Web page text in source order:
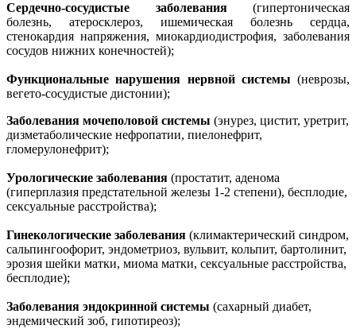
Сердечно-сосудистые заболевания(гипертоническая
болезнь, атеросклероз, ишемическая болезнь сердца,
стенокардия напряжения, миокардиодистрофия, заболевания
сосудов нижних конечностей);
Функциональные нарушения нервной системы (неврозы,
вегето-сосудистые дистонии);
Заболевания мочеполовой системы (энурез, цистит, уретрит,
дизметаболические нефропатии, пиелонефрит,
гломерулонефрит);
Урологические заболевания (простатит, аденома
(гиперплазия предстательной железы 1-2 степени), бесплодие,
сексуальные расстройства);
Гинекологические заболевания (климактерический синдром,
сальпингоофорит, эндометриоз, вульвит, кольпит, бартолинит,
эрозия шейки матки, миома матки, сексуальные расстройства,
бесплодие);
Заболевания эндокринной системы (сахарный диабет,
эндемический зоб, гипотиреоз);